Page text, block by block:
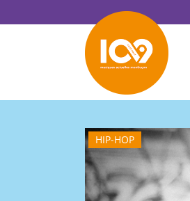
HIP-HOP